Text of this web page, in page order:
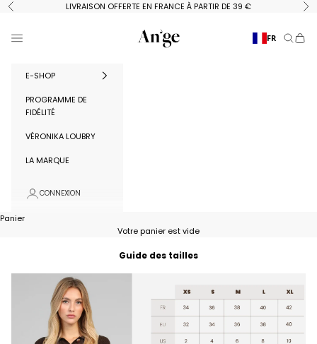
Passer au contenu
Précédent LIVRAISON OFFERTE EN FRANCE À PARTIR DE 39 €
Ange Paris
Menu FR
E-SHOP
PROGRAMME DE
FIDÉLITÉ
VÉRONIKA LOUBRY
LA MARQUE
CONNEXION
Panier
Votre panier est vide
Guide des tailles